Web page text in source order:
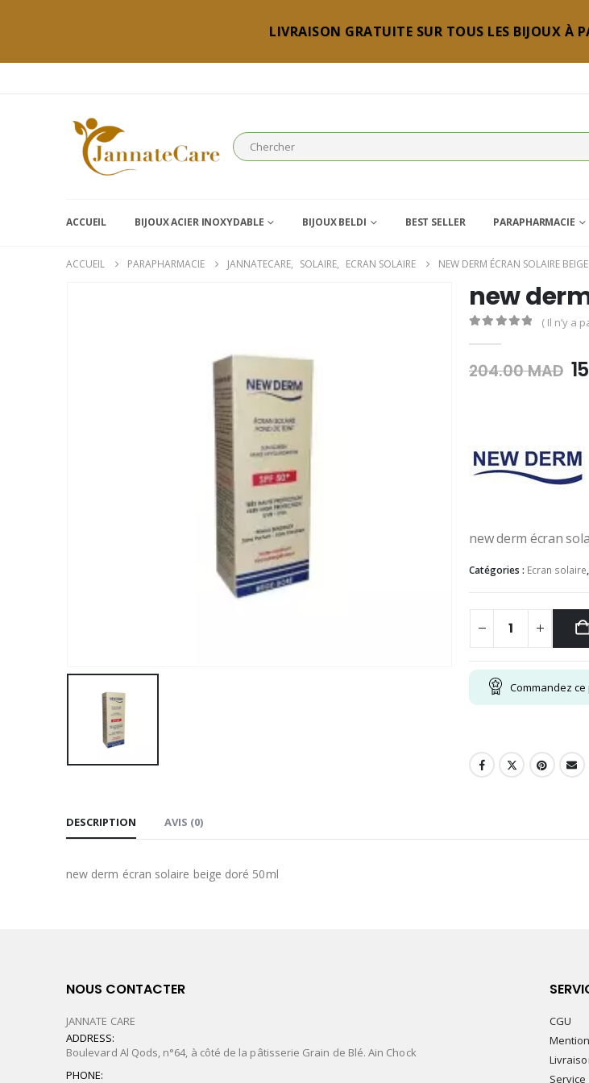
LIVRAISON GRATUITE SUR TOUS LES BIJOUX À
ACCUEIL BIJOUX ACIER INOXYDABLE BIJOUX BELDI BEST SELLER PARAPHARMACIE
ACCUEIL PARAPHARMACIE JANNATECARE, SOLAIRE, ECRAN SOLAIRE NEW DERM ÉCRAN SOLAIRE
new
( Il n’y a
204.00MAD
new derm écran
Catégories : Ecran solaire,
Commandez
DESCRIPTION AVIS (0)
new derm écran solaire beige doré 50ml
NOUS CONTACTER
JANNATE CARE
ADDRESS:
Boulevard Al Qods, n°64, à côté de la pâtisserie Grain de Blé. Ain Chock
PHONE:
CGU